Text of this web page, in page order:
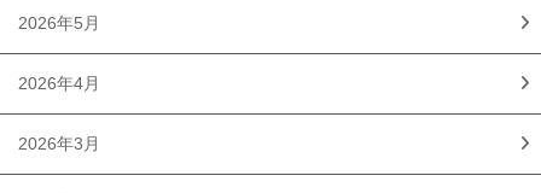
2026年5月
2026年4月
2026年3月